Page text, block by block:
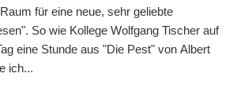
für eine neue, sehr geliebte
So wie Kollege Wolfgang Tischer auf
eine Stunde aus "Die Pest" von Albert
ich...